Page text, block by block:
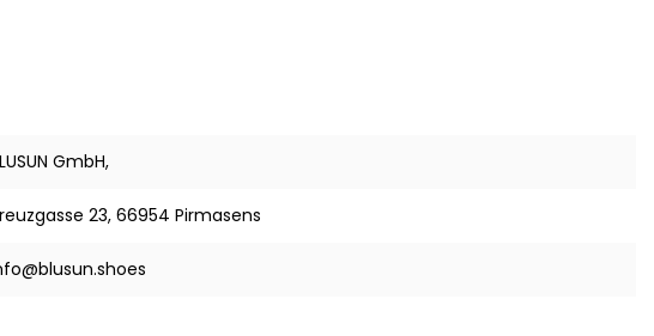
GmbH,
23, 66954 Pirmasens